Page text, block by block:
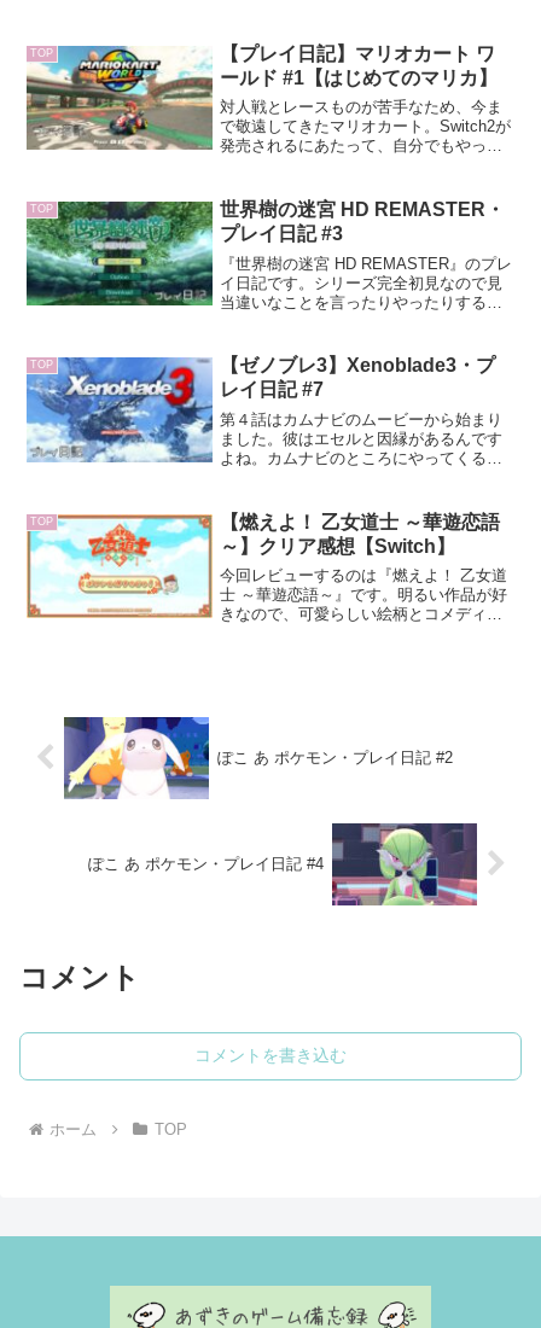
た。ヒーロークエストでは特定のサブキ
ャラを7人目の仲間として迎え入れること
ができるみたいです。
TOP
【プレイ日記】マリオカート ワ
ールド #1【はじめてのマリカ】
対人戦とレースものが苦手なため、今ま
で敬遠してきたマリオカート。Switch2が
発売されるにあたって、自分でもやって
ども、さすがに入れ替えが面倒なのでダ
ウンロード版を購...
TOP
世界樹の迷宮 HD REMASTER・
プレイ日記 #3
『世界樹の迷宮 HD REMASTER』のプレ
イ日記です。シリーズ完全初見なので見
当違いなことを言ったりやったりするか
ください。
TOP
【ゼノブレ3】Xenoblade3・プ
レイ日記 #7
第４話はカムナビのムービーから始まり
ました。彼はエセルと因縁があるんです
よね。カムナビのところにやってくるエ
スパワーを発動します。カムナビも操ら
れてしまうのでしょうか……。
TOP
【燃えよ！ 乙女道士 ～華遊恋語
～】クリア感想【Switch】
今回レビューするのは『燃えよ！ 乙女道
士 ～華遊恋語～』です。明るい作品が好
きなので、可愛らしい絵柄とコメディっ
ぽこ あ ポケモン・プレイ日記 #2
ぽこ あ ポケモン・プレイ日記 #4
コメント
コメントを書き込む
ホーム TOP